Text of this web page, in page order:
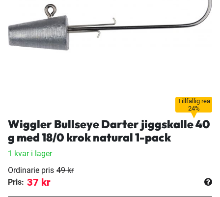
Tillfällig rea
24%
Wiggler Bullseye Darter jiggskalle 40
g med 18/0 krok natural 1-pack
1 kvar i lager
Ordinarie pris 49 kr
Pris: 37 kr